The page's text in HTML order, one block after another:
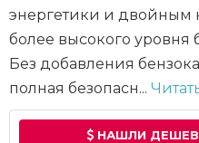
энергетики и двойным
более высокого уровня
Без добавления
полная безопасн...
НАШЛИ